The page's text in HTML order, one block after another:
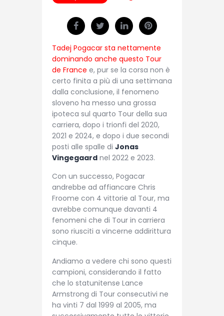
Tadej Pogacar sta nettamente
dominando anche questo Tour
de France e, pur se la corsa non è
certo finita a più di una settimana
dalla conclusione, il fenomeno
sloveno ha messo una grossa
ipoteca sul quarto Tour della sua
carriera, dopo i trionfi del 2020,
2021 e 2024, e dopo i due secondi
posti alle spalle di Jonas
Vingegaard nel 2022 e 2023.
Con un successo, Pogacar
andrebbe ad affiancare Chris
Froome con 4 vittorie al Tour, ma
avrebbe comunque davanti 4
fenomeni che di Tour in carriera
sono riusciti a vincerne addirittura
cinque.
Andiamo a vedere chi sono questi
campioni, considerando il fatto
che lo statunitense Lance
Armstrong di Tour consecutivi ne
ha vinti 7 dal 1999 al 2005, ma